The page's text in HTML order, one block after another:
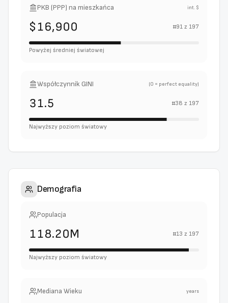
PKB (PPP) na mieszkańca int. $
$16,900 #91 z 197
Powyżej średniej światowej
Współczynnik GINI (0 = perfect equality)
31.5 #38 z 197
Najwyższy poziom światowy
Demografia
Populacja
118.20M #13 z 197
Najwyższy poziom światowy
Mediana Wieku years